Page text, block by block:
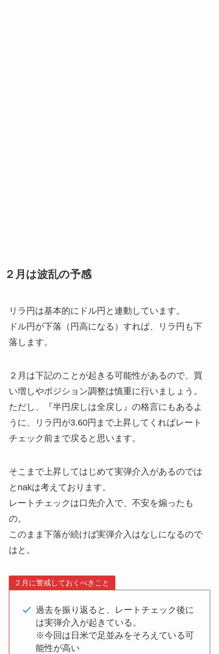
２月は波乱の予感
リラ円は基本的にドル円と連動しています。
ドル円が下落（円高になる）すれば、リラ円も下
落します。
２月は下記のことが起きる可能性があるので、買
い増しやポジション調整は慎重に行いましょう。
ただし、『半円戻しは全戻し』の格言にもあるよ
うに、リラ円が3.60円まで上昇してくればレート
チェック前まで戻ると思います。
そこまで上昇してはじめて実弾介入があるのでは
とnakは考えております。
レートチェックは口先介入で、不安を煽ったも
の。
このまま下落が続けば実弾介入はなしになるので
はと。
２月に警戒しておくべきこと
過去を振り返ると、レートチェック後に
は実弾介入が起きている。
※今回は日米で足並みをそろえている可
能性が高い